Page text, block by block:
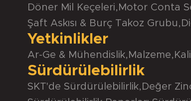
Döner Mil Keçeleri, Motor Conta
Şaft Askısı & Burç Takoz Grubu ,
Yetkinlikler
Ar-Ge & Mühendislik, Malzeme,
Sürdürülebilirlik
SKT'de Sürdürülebilirlik, Değer